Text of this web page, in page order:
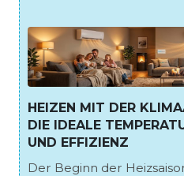
HEIZEN MIT DER
DIE IDEALE
UND EFFIZIENZ
Der Beginn der